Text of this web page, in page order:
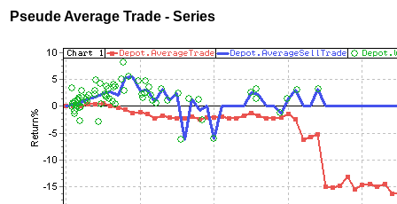
Pseude Average Trade - Series